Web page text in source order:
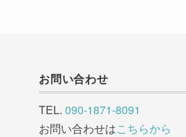
お問い合わせ
TEL. 090-1871-8091
お問い合わせはこちらから